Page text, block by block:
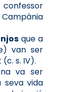
que a
van ser
s. IV).
va ser
seva vida